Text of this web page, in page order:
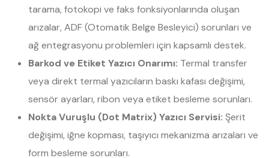
tarama, fotokopi ve faks fonksiyonlarında oluşan
arızalar, ADF (Otomatik Belge Besleyici) sorunları ve
ağ entegrasyonu problemleri için kapsamlı destek.
Barkod ve Etiket Yazıcı Onarımı: Termal transfer
veya direkt termal yazıcıların baskı kafası değişimi,
sensör ayarları, ribon veya etiket besleme sorunları.
Nokta Vuruşlu (Dot Matrix) Yazıcı Servisi: Şerit
değişimi, iğne kopması, taşıyıcı mekanizma arızaları ve
form besleme sorunları.